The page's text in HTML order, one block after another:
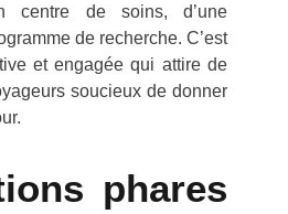
centre de soins, d’une
de recherche. C’est
et engagée qui attire de
soucieux de donner
phares